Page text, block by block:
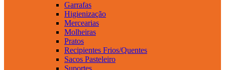
Garrafas
Higienização
Mercearias
Molheiras
Pratos
Recipientes Frios/Quentes
Sacos Pasteleiro
Suportes